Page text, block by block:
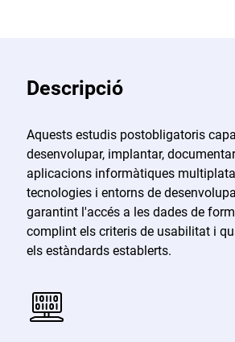
Descripció
Aquests estudis postobligatoris
desenvolupar, implantar,
aplicacions informàtiques
tecnologies i entorns de
garantint l'accés a les dades de
complint els criteris de usabilitat i
els estàndards establerts.